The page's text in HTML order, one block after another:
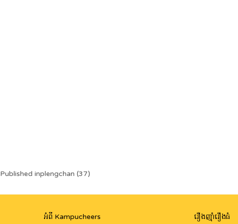
Post
navigation
Published inplengchan (37)
អំពី Kampucheers រឿងញ៉ាំរឿងធំ